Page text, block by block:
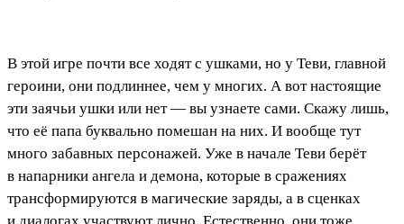
В этой игре почти все ходят с ушками, но у Теви, главной
героини, они подлиннее, чем у многих. А вот настоящие
эти заячьи ушки или нет — вы узнаете сами. Скажу лишь,
что её папа буквально помешан на них. И вообще тут
много забавных персонажей. Уже в начале Теви берёт
в напарники ангела и демона, которые в сражениях
трансформируются в магические заряды, а в сценках